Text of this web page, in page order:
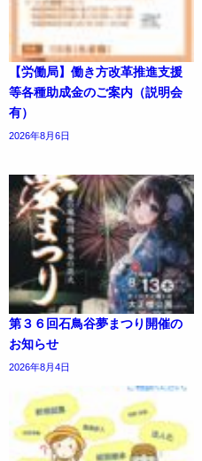
【労働局】働き方改革推進支援
等各種助成金のご案内（説明会
有）
2026年8月6日
第３６回石鳥谷夢まつり開催の
お知らせ
2026年8月4日